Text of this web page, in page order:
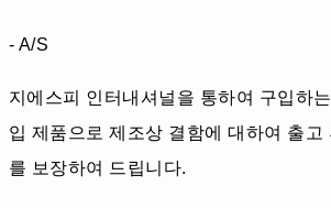
- A/S
지에스피 인터내셔널을 통하여 구입하
입 제품으로 제조상 결함에 대하여 출고
를 보장하여 드립니다.